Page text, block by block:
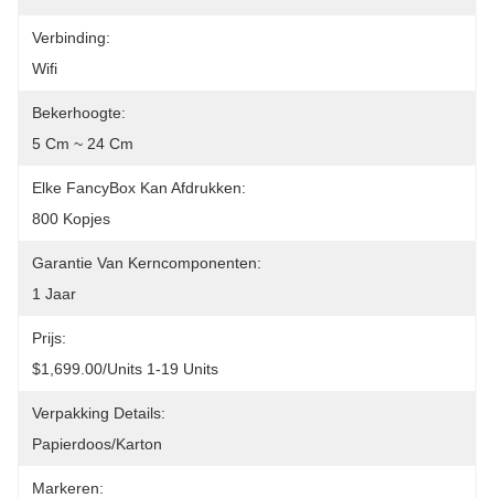
Verbinding:
Wifi
Bekerhoogte:
5 Cm ~ 24 Cm
Elke FancyBox Kan Afdrukken:
800 Kopjes
Garantie Van Kerncomponenten:
1 Jaar
Prijs:
$1,699.00/units 1-19 Units
Verpakking Details:
Papierdoos/karton
Markeren: